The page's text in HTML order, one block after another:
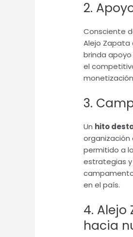
2.
Consciente
Alejo Zapata
brinda
el
3.
Un hito
organización
permitido a
estrategias y
en el país.
4.
hacia